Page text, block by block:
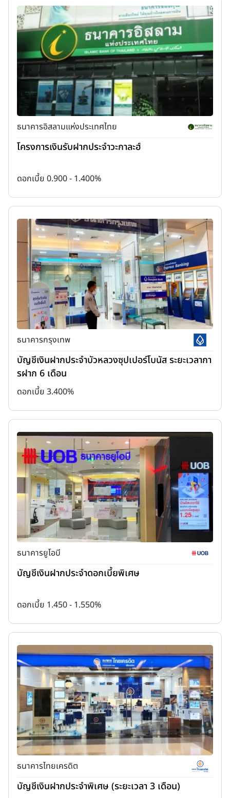
ธนาคารอิสลามแห่งประเทศไทย
โครงการเงินรับฝากประจำวะกาละฮ์
ดอกเบี้ย 0.900 - 1.400%
ธนาคารกรุงเทพ
บัญชีเงินฝากประจำบัวหลวงซุปเปอร์โบนัส ระยะเวลากา
รฝาก 6 เดือน
ดอกเบี้ย 3.400%
ธนาคารยูโอบี
บัญชีเงินฝากประจำดอกเบี้ยพิเศษ
ดอกเบี้ย 1.450 - 1.550%
ธนาคารไทยเครดิต
บัญชีเงินฝากประจำพิเศษ (ระยะเวลา 3 เดือน)